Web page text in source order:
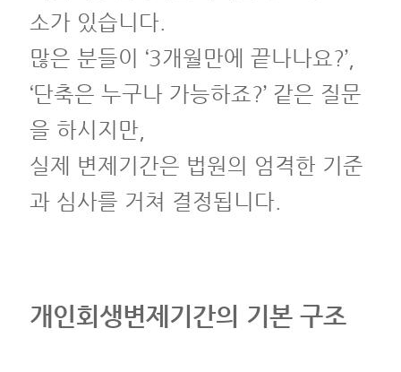
소가 있습니다.
많은 분들이 ‘3개월만에 끝나나요?’,
‘단축은 누구나 가능하죠?’ 같은 질문
을 하시지만,
실제 변제기간은 법원의 엄격한 기준
과 심사를 거쳐 결정됩니다.
개인회생변제기간의 기본 구조